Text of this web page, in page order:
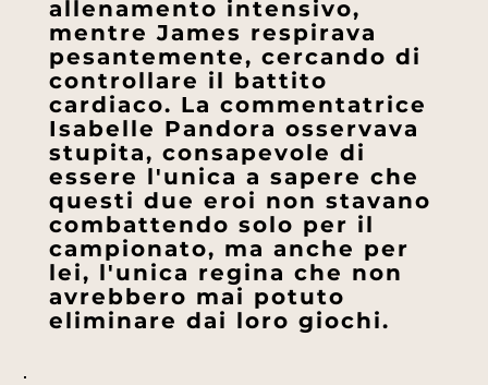
allenamento intensivo,
mentre James respirava
pesantemente, cercando di
controllare il battito
cardiaco. La commentatrice
Isabelle Pandora osservava
stupita, consapevole di
essere l'unica a sapere che
questi due eroi non stavano
combattendo solo per il
campionato, ma anche per
lei, l'unica regina che non
avrebbero mai potuto
eliminare dai loro giochi.